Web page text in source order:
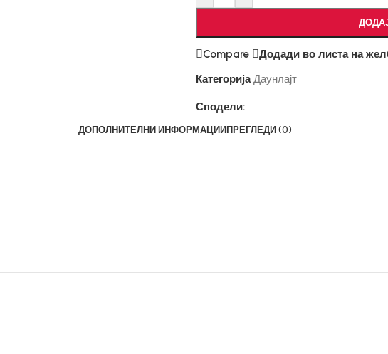
Compare
Додади во листа на
Категорија Даунлајт
Сподели:
ДОПОЛНИТЕЛНИ ИНФОРМАЦИИ ПРЕГЛЕДИ (0)